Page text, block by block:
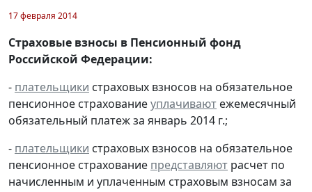
17 февраля 2014
Страховые взносы в Пенсионный фонд
Российской Федерации:
- плательщики страховых взносов на обязательное
пенсионное страхованиеуплачивают ежемесячный
обязательный платеж за январь 2014 г.;
- плательщики страховых взносов на обязательное
пенсионное страхование представляют расчет по
начисленным и уплаченным страховым взносам за